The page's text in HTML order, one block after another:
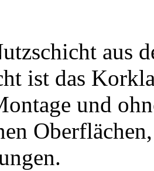
aus
ist das
und